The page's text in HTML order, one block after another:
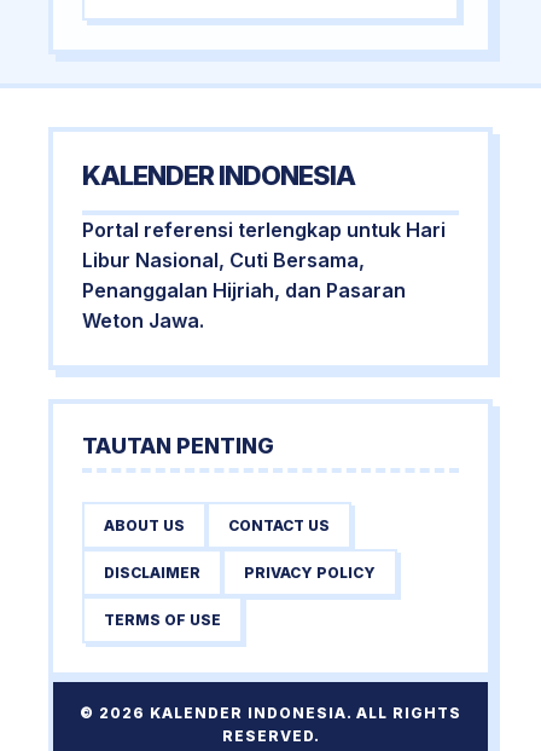
KALENDER INDONESIA
Portal referensi terlengkap untuk Hari
Libur Nasional, Cuti Bersama,
Penanggalan Hijriah, dan Pasaran
Weton Jawa.
TAUTAN PENTING
ABOUT US CONTACT US
DISCLAIMER PRIVACY POLICY
TERMS OF USE
© 2026 KALENDER INDONESIA. ALL RIGHTS
RESERVED.